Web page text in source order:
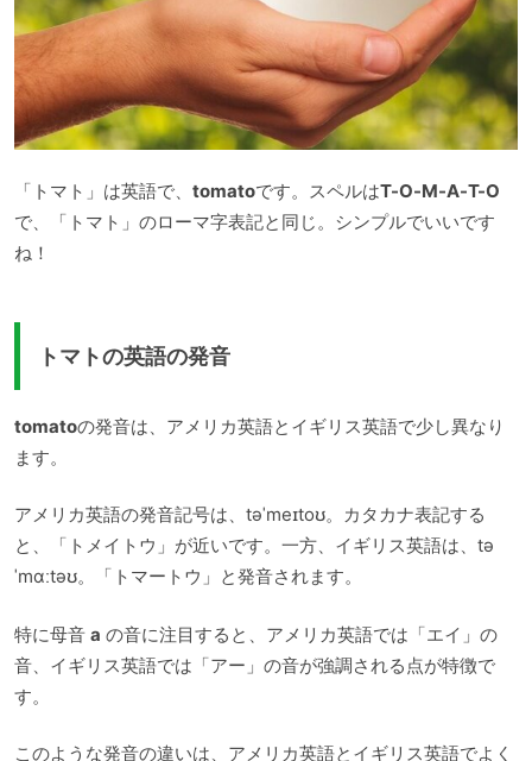
「トマト」は英語で、 tomatoです。スペルはT-O-M-A-T-O
で、「トマト」のローマ字表記と同じ。シンプルでいいです
ね！
トマトの英語の発音
tomatoの発音は、アメリカ英語とイギリス英語で少し異なり
ます。
アメリカ英語の発音記号は、təˈmeɪtoʊ。カタカナ表記する
と、「トメイトウ」が近いです。一方、イギリス英語は、tə
ˈmɑːtəʊ。「トマートウ」と発音されます。
特に母音 a の音に注目すると、アメリカ英語では「エイ」の
音、イギリス英語では「アー」の音が強調される点が特徴で
す。
このような発音の違いは、アメリカ英語とイギリス英語でよく